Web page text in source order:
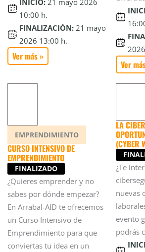
10:00 h.
FINALIZACIÓN: 21 mayo
2026 13:00 h.
Ver más »
Ver
EMPRENDIMIENTO
CURSO INTENSIVO DE
EMPRENDIMIENTO
FINALIZADO
¿Quieres emprender y no
sabes por dónde empezar?
En Arrabal-AID te ofrecemos
un Curso Intensivo de
Emprendimiento para que
conviertas tu idea en un
LA
(CYBER
¿Te
nuevas
evento
podrás